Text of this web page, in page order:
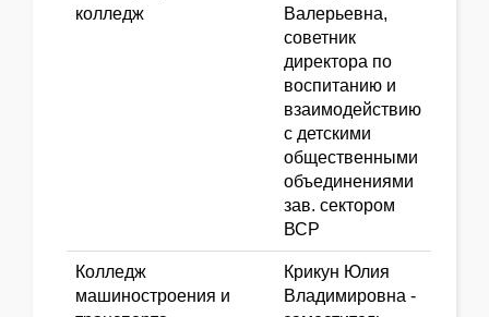
колледж
Валерьевна,
советник
директора по
воспитанию и
взаимодействию
с детскими
общественными
объединениями
зав. сектором
ВСР
Колледж
машиностроения и
Крикун Юлия
Владимировна -